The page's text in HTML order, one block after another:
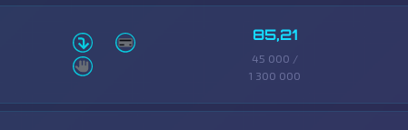
85,21
45 000 /
1 300 000